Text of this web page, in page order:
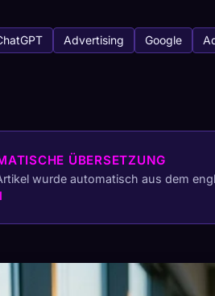
Advertising Google
ÜBERSETZUNG
wurde automatisch aus dem
Sammlung auf allen Geräten